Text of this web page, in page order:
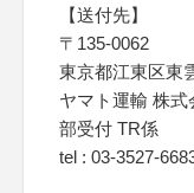
【送付先】
〒135‐0062
東京都江東区東
ヤマト運輸 株
部受付 TR係
tel :